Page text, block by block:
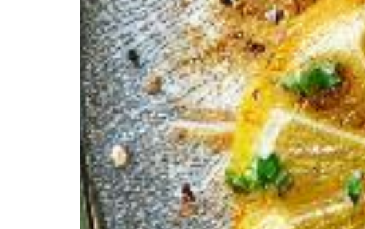
Que diriez-vous d’avoir Votre coach Nutrition ?